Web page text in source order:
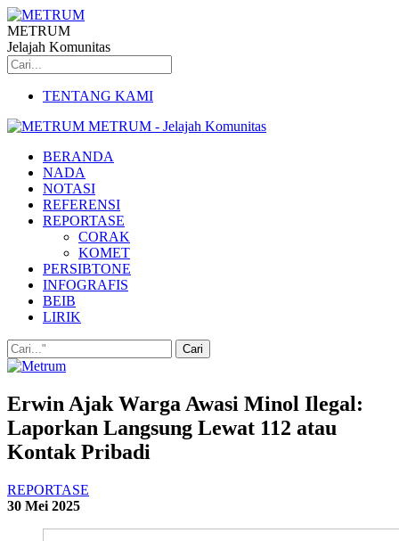
METRUM
Jelajah Komunitas
TENTANG KAMI
METRUM - Jelajah Komunitas
BERANDA
NADA
NOTASI
REFERENSI
REPORTASE
CORAK
KOMET
PERSIBTONE
INFOGRAFIS
BEIB
LIRIK
Erwin Ajak Warga Awasi Minol Ilegal:
Laporkan Langsung Lewat 112 atau
Kontak Pribadi
REPORTASE
30 Mei 2025